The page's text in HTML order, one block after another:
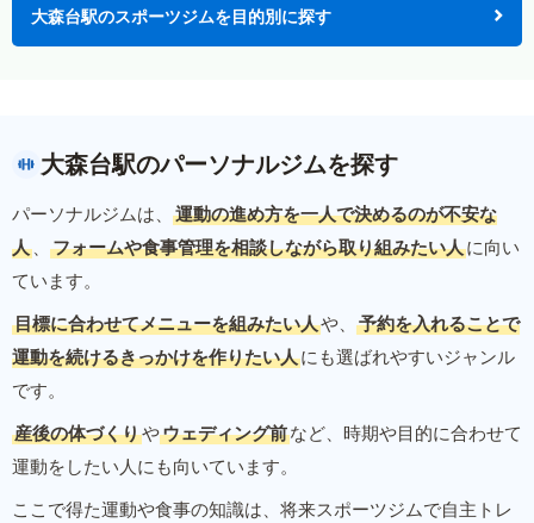
大森台駅のスポーツジムを目的別に探す
大森台駅のパーソナルジムを探す
パーソナルジムは、
運動の進め方を一人で決めるのが不安な
人 、 フォームや食事管理を相談しながら取り組みたい人に向い
ています。
目標に合わせてメニューを組みたい人や、
予約を入れることで
運動を続けるきっかけを作りたい人にも選ばれやすいジャンル
です。
産後の体づくりやウェディング前など、時期や目的に合わせて
運動をしたい人にも向いています。
ここで得た運動や食事の知識は、将来スポーツジムで自主トレ